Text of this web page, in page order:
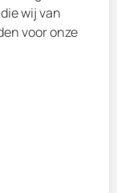
wij van
voor onze